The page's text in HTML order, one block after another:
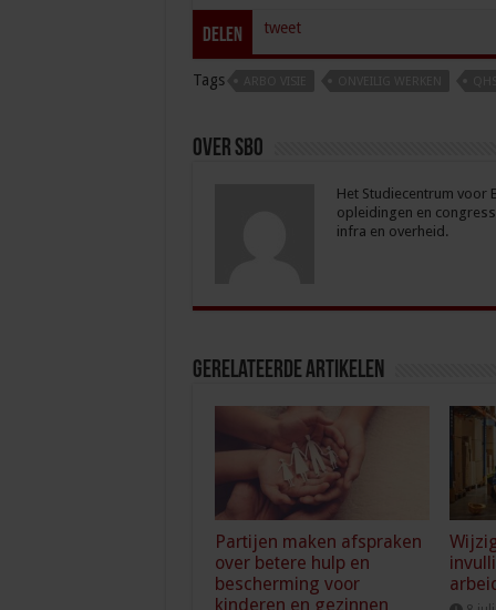
Delen tweet
Tags
Over sbo
Het Studiecentrum voor
opleidingen en
infra en overheid.
Gerelateerde Artikelen
Partijen maken afspraken
over betere hulp en
bescherming voor
kinderen en gezinnen